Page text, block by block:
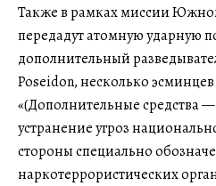
Также в рамках миссии
передадут атомную ударную
дополнительный
Poseidon, несколько
«(Дополнительные средства
устранение угроз
стороны специально
наркотеррористических